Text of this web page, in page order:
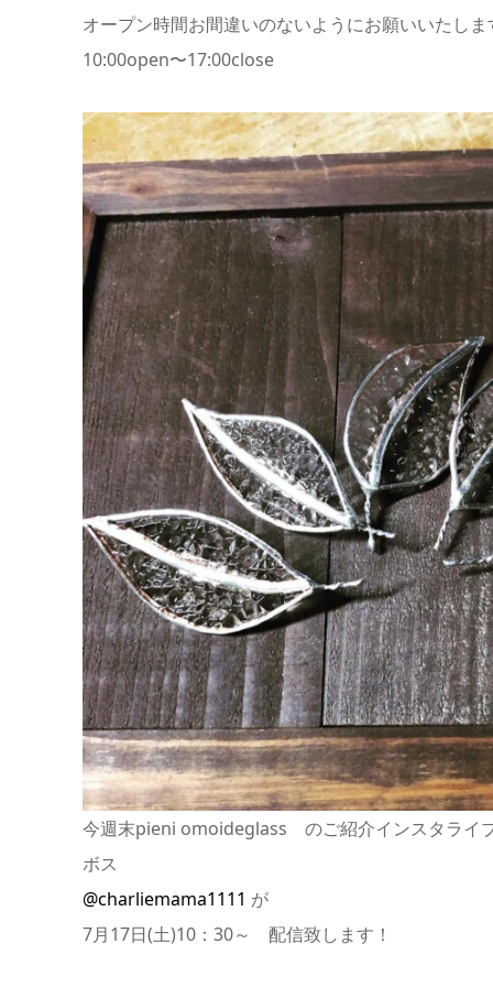
オープン時間お間違いのないようにお願いいたしま
10:00open〜17:00close
今週末pieni omoideglass のご紹介インスタライ
ボス
@charliemama1111 が
7月17日(土)10：30～ 配信致します！